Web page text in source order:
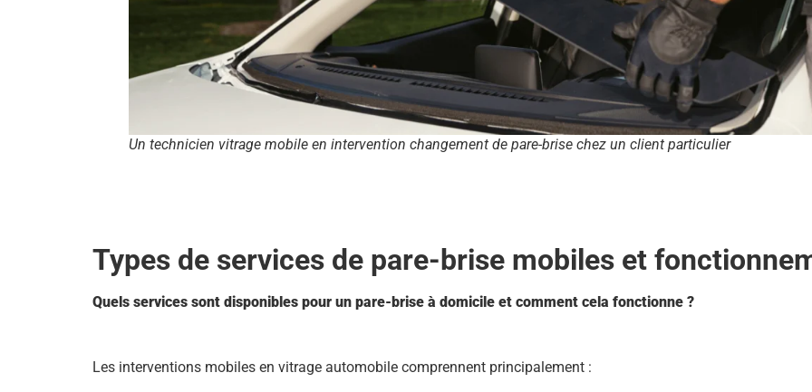
Un technicien vitrage mobile en intervention changement de pare-brise chez un client particulier
Types de services de pare-brise mobiles et
Quels services sont disponibles pour un pare-brise à domicile et comment cela fonctionne ?
Les interventions mobiles en vitrage automobile comprennent principalement :